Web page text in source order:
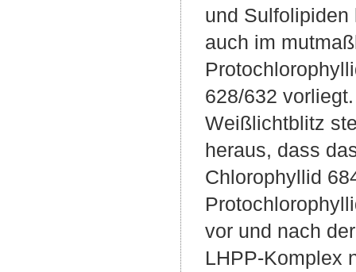
und
auch im
628/632
Weißlichtblitz
heraus, dass
Chlorophyllid
vor und nach
LHPP-Komplex